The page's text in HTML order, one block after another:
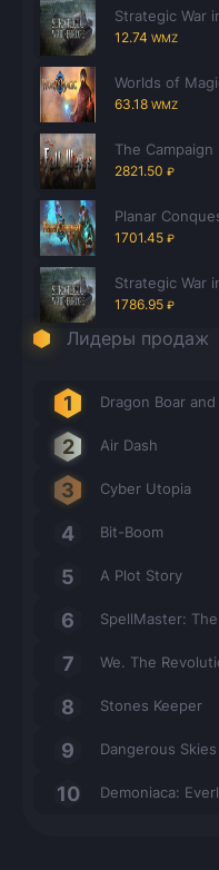
Strategic War
12.74 WMZ
Worlds of
63.18 WMZ
The Campaign
2821.50 ₽
Planar
1701.45 ₽
Strategic War
1786.95 ₽
Лидеры продаж
Dragon Boar
Air Dash
Cyber Utopia
Bit-Boom
A Plot Story
SpellMaster:
We. The
Stones Keeper
Dangerous
Demoniaca: